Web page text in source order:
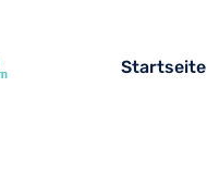
Startseite